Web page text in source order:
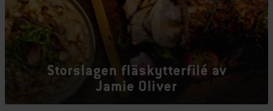
Storslagen fläskytterfilé av
Jamie Oliver